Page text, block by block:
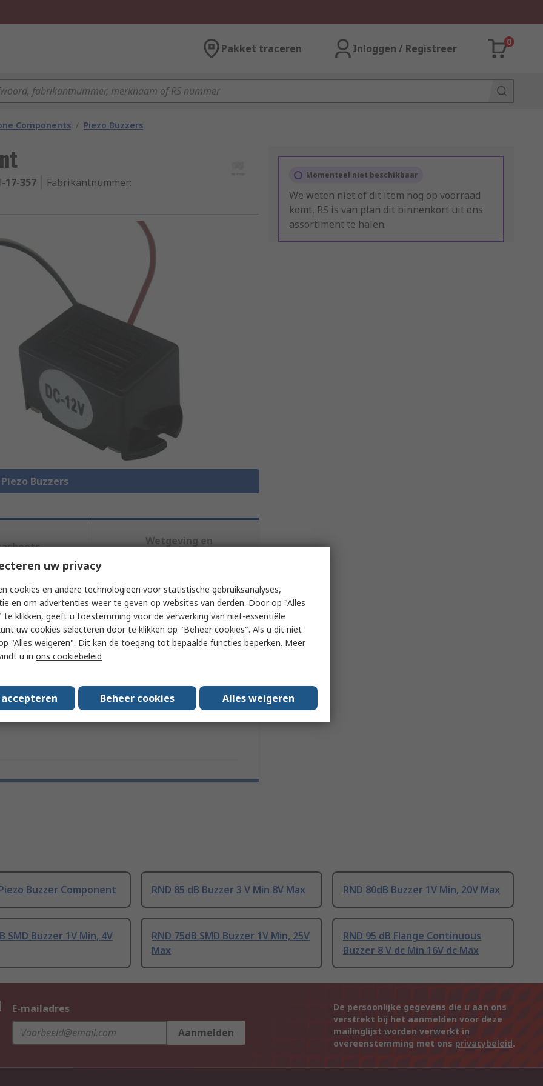
Pakket traceren Inloggen / Registreer
0
Components / Piezo Buzzers
17-357 Fabrikantnummer:
Buzzers
Momenteel niet beschikbaar
We weten niet of dit item nog op voorraad
komt, RS is van plan dit binnenkort uit ons
assortiment te halen.
Wetgeving en
kenmerken te selecteren.
Waarde
RND
Buzzer Component RND 85 dB Buzzer 3 V Min 8V Max RND 80dB Buzzer 1V Min, 20V Max
SMD Buzzer 1V Min, 4V
RND 75dB SMD Buzzer 1V Min, 25V
Max
RND 95 dB Flange Continuous
Buzzer 8 V dc Min 16V dc Max
E-mailadres
Aanmelden
De persoonlijke gegevens die u aan ons
verstrekt bij het aanmelden voor deze
mailinglijst worden verwerkt in
overeenstemming met ons privacybeleid.
uw privacy
cookies en andere technologieën voor statistische gebruiksanalyses,
en om advertenties weer te geven op websites van derden. Door op "Alles
te klikken, geeft u toestemming voor de verwerking van niet-essentiële
uw cookies selecteren door te klikken op "Beheer cookies". Als u dit niet
"Alles weigeren". Dit kan de toegang tot bepaalde functies beperken. Meer
u in ons cookiebeleid
Beheer cookies Alles weigeren